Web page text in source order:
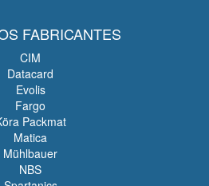
FABRICANTES
CIM
Datacard
Evolis
Fargo
Packmat
Matica
Mühlbauer
NBS